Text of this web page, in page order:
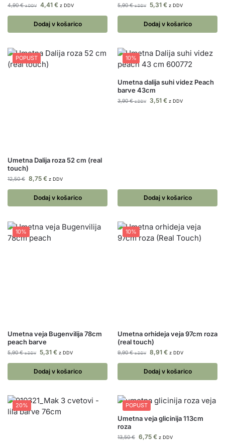
4,90€ z DDV 4,41 € z DDV
Dodaj v košarico
5,90€ z DDV 5,31 € z DDV
Dodaj v košarico
POPUST
Umetna Dalija roza 52 cm (real
touch)
12,50€ 8,75 € z DDV
Dodaj v košarico
10%
Umetna dalija suhi videz Peach
barve 43cm
3,90€ z DDV 3,51 € z DDV
Dodaj v košarico
10%
Umetna veja Bugenvilija 78cm
peach barve
5,90€ z DDV 5,31 € z DDV
Dodaj v košarico
10%
Umetna orhideja veja 97cm roza
(real touch)
9,90€ z DDV 8,91 € z DDV
Dodaj v košarico
20% POPUST
Umetna veja glicinija 113cm
roza
13,50€ 6,75 € z DDV